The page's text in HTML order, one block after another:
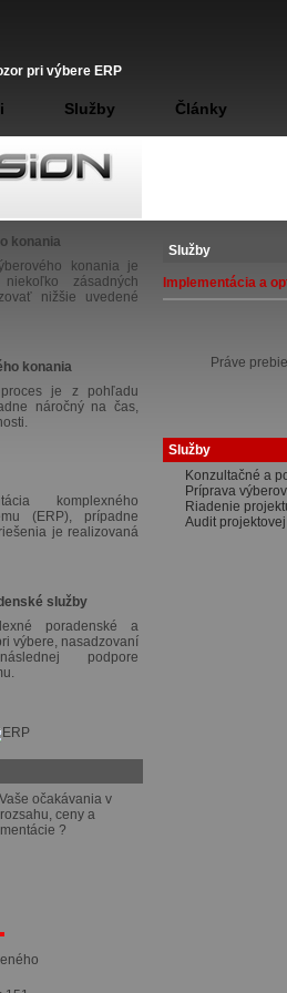
pri výbere ERP
Služby Články
konania
konania je
zásadných
nižšie uvedené
konania
proces je z pohľadu
náročný na čas,
komplexného
(ERP), prípadne
je realizovaná
služby
poradenské a
výbere, nasadzovaní
podpore
očakávania v
ceny a
?
Služby
Implementácia a
Práve
Služby
Konzultačné a
Príprava
Riadenie
Audit